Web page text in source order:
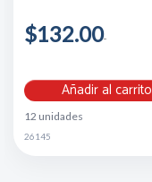
$132.00
Añadir al carrito
12 unidades
26145